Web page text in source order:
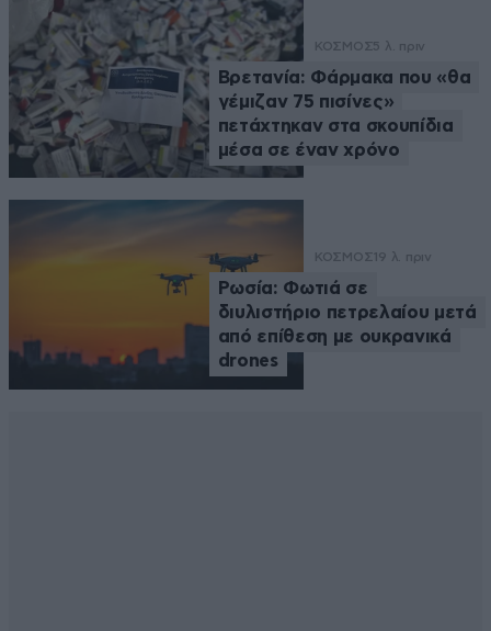
ΚΟΣΜΟΣ5 λ. πριν
Βρετανία: Φάρμακα που «θα
γέμιζαν 75 πισίνες»
πετάχτηκαν στα σκουπίδια
μέσα σε έναν χρόνο
ΚΟΣΜΟΣ 19 λ. πριν
Ρωσία: Φωτιά σε
διυλιστήριο πετρελαίου μετά
από επίθεση με ουκρανικά
drones